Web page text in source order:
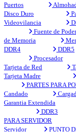
Puertos
Disco Duro
Videovilancia
Fuente de Poder
de Memoria
DDR4
DDR5
Procesador
Tarjeta de Red
Tarjeta Madre
PARTES PARA
Candado
Garantia Extendida
DDR3
PARA SERVIDOR
Servidor
PUNTO